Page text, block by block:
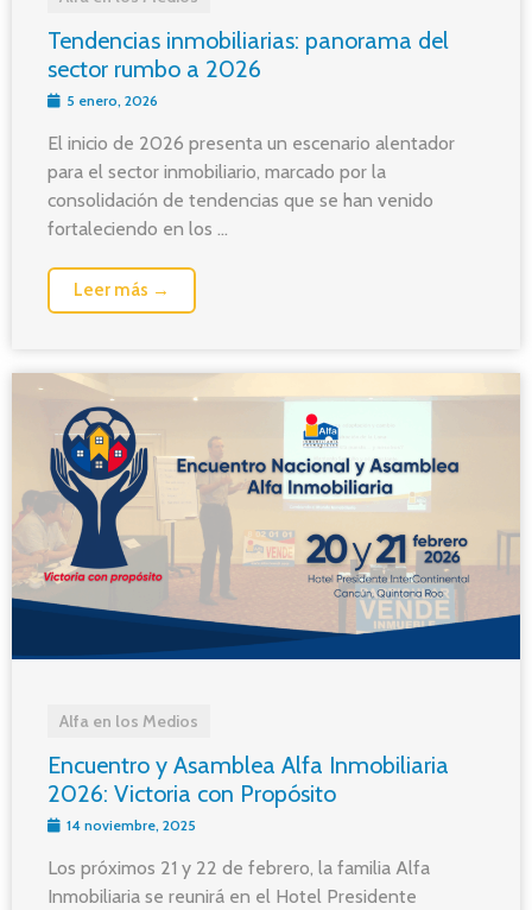
Tendencias inmobiliarias: panorama del
sector rumbo a 2026
5 enero, 2026
El inicio de 2026 presenta un escenario alentador
para el sector inmobiliario, marcado por la
consolidación de tendencias que se han venido
fortaleciendo en los ...
Leer más →
Alfa en los Medios
Encuentro y Asamblea Alfa Inmobiliaria
2026: Victoria con Propósito
14 noviembre, 2025
Los próximos 21 y 22 de febrero, la familia Alfa
Inmobiliaria se reunirá en el Hotel Presidente